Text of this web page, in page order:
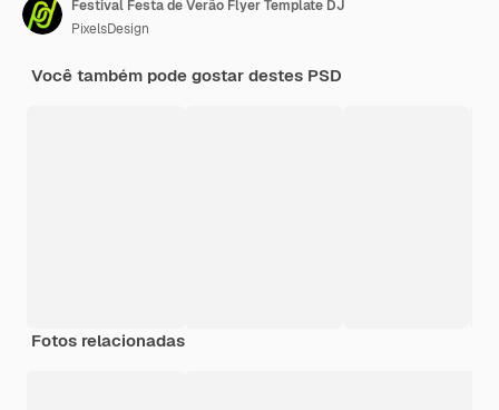
Festival Festa de Verão Flyer Template DJ
PixelsDesign
Você também pode gostar destes PSD
Fotos relacionadas